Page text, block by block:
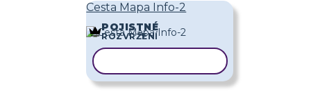
Cesta Mapa Info-2
POJISTNÉ
ROZVRŽENÍ